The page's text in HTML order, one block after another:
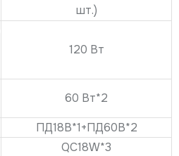
шт.)
120 Вт
60 Вт*2
ПД18В*1+ПД60В*2
QC18W*3